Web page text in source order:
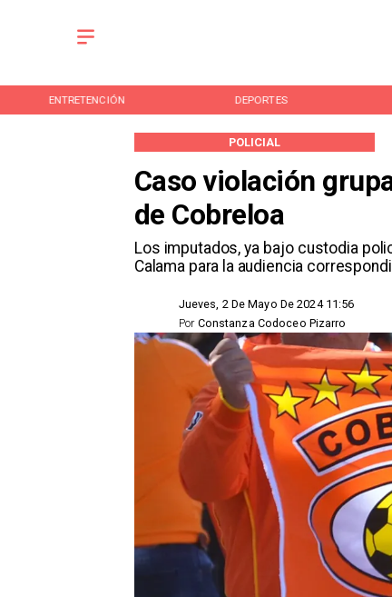
ENTRETENCIÓN DEPORTES
Caso violación
de Cobreloa
​Los imputados, ya bajo custodia
Calama para la audiencia
POLICIAL
Jueves, 2 De Mayo De 2024 11:56
Constanza Codoceo Pizarro
Por